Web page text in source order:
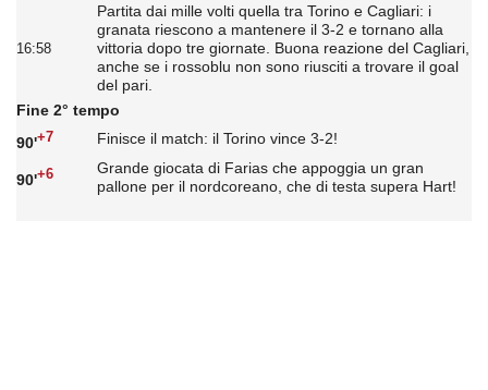
16:58
Partita dai mille volti quella tra Torino e Cagliari: i
granata riescono a mantenere il 3-2 e tornano alla
vittoria dopo tre giornate. Buona reazione del Cagliari,
anche se i rossoblu non sono riusciti a trovare il goal
del pari.
Fine 2° tempo
90'+7 Finisce il match: il Torino vince 3-2!
90'+6
Grande giocata di Farias che appoggia un gran
pallone per il nordcoreano, che di testa supera Hart!